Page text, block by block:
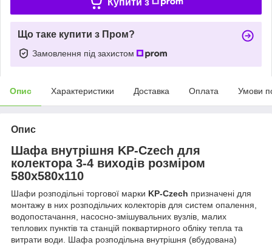
Що таке купити з Пром?
Замовлення під захистом
Опис Характеристики Доставка Оплата Умови
Опис
Шафа внутрішня KP-Czech для
колектора 3-4 виходів розміром
580x580x110
Шафи розподільні торгової марки KP-Czech призначені для
монтажу в них розподільчих колекторів для систем опалення,
водопостачання, насосно-змішувальних вузлів, малих
теплових пунктів та станцій поквартирного обліку тепла та
витрати води. Шафа розподільна внутрішня (вбудована)